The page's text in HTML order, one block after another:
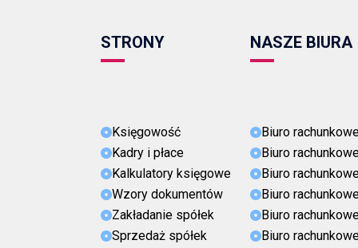
STRONY
Księgowość
Kadry i płace
Kalkulatory księgowe
Wzory dokumentów
Zakładanie spółek
Sprzedaż spółek
NASZE BIURA
Biuro
Biuro
Biuro
Biuro
Biuro
Biuro